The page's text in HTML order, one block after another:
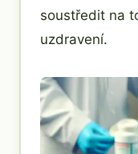
soustředit na
uzdravení.